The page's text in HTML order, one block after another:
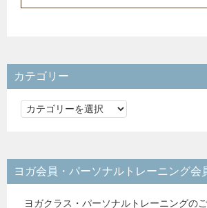
カテゴリー
カ
リ
ー
ヨガ会員・パーソナルトレーニング会
ヨガクラス・パーソナルトレーニングの